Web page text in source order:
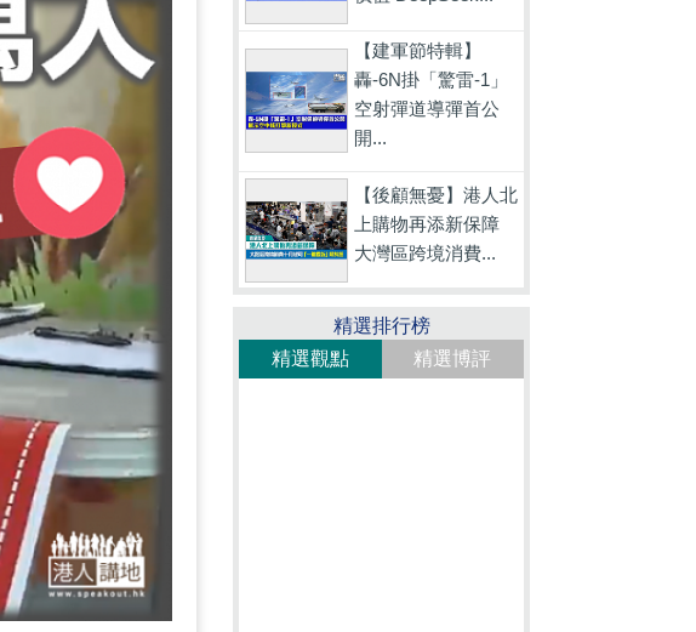
【建軍節特輯】
轟-6N掛「驚雷-1」
空射彈道導彈首公
開...
【後顧無憂】港人北
上購物再添新保障
大灣區跨境消費...
精選排行榜
精選觀點
精選博評